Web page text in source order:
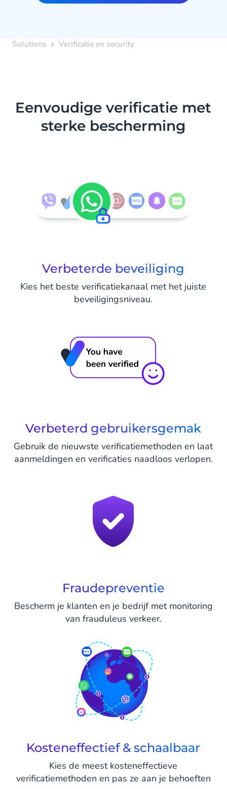
Solutions Verificatie en security
Eenvoudige verificatie met
sterke bescherming
Verbeterde beveiliging
Kies het beste verificatiekanaal met het juiste
beveiligingsniveau.
Verbeterd gebruikersgemak
Gebruik de nieuwste verificatiemethoden en laat
aanmeldingen en verificaties naadloos verlopen.
Fraudepreventie
Bescherm je klanten en je bedrijf met monitoring
van frauduleus verkeer.
Kosteneffectief & schaalbaar
Kies de meest kosteneffectieve
verificatiemethoden en pas ze aan je behoeften